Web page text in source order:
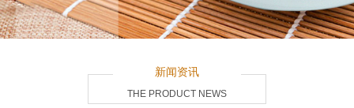
THE PRODUCT NEWS
新闻资讯